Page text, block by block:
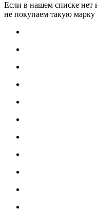
Если в нашем списке нет
не покупаем такую марку